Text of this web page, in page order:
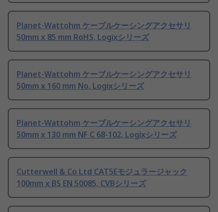
Planet-Wattohm ケーブルケーシングアクセサリ
50mm x 85 mm RoHS, Logixシリーズ
Planet-Wattohm ケーブルケーシングアクセサリ
50mm x 160 mm No, Logixシリーズ
Planet-Wattohm ケーブルケーシングアクセサリ
50mm x 130 mm NF C 68-102, Logixシリーズ
Cutterwell & Co Ltd CAT5Eモジュラージャック
100mm x BS EN 50085, CVBシリーズ